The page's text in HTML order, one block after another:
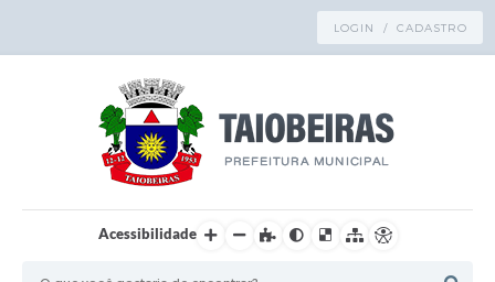
LOGIN / CADASTRO
Acessibilidade